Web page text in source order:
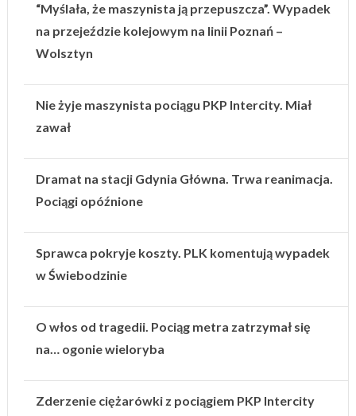
“Myślała, że maszynista ją przepuszcza”. Wypadek
na przejeździe kolejowym na linii Poznań –
Wolsztyn
Nie żyje maszynista pociągu PKP Intercity. Miał
zawał
Dramat na stacji Gdynia Główna. Trwa reanimacja.
Pociągi opóźnione
Sprawca pokryje koszty. PLK komentują wypadek
w Świebodzinie
O włos od tragedii. Pociąg metra zatrzymał się
na… ogonie wieloryba
Zderzenie ciężarówki z pociągiem PKP Intercity